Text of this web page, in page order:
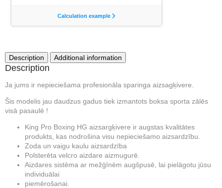
Description Additional information
Description
Ja jums ir nepieciešama profesionāla sparinga aizsagķivere.
Šis modelis jau daudzus gadus tiek izmantots boksa sporta zālēs
visā pasaulē !
King Pro Boxing HG aizsargķivere ir augstas kvalitātes
produkts, kas nodrošina visu nepieciešamo aizsardzību.
Zoda un vaigu kaulu aizsardzība
Polsterēta velcro aizdare aizmugurē.
Aizdares sistēma ar mežģīnēm augšpusē, lai pielāgotu jūsu
individuālai
piemērošanai.